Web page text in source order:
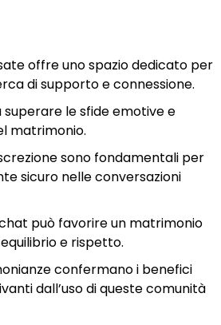
offre uno spazio dedicato per
di supporto e connessione.
superare le sfide emotive e
matrimonio.
sono fondamentali per
sicuro nelle conversazioni
può favorire un matrimonio
e rispetto.
confermano i benefici
dall’uso di queste comunità